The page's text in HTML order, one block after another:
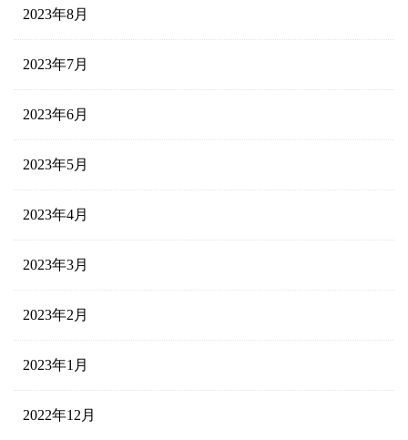
2023年8月
2023年7月
2023年6月
2023年5月
2023年4月
2023年3月
2023年2月
2023年1月
2022年12月